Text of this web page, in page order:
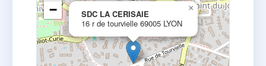
SDC LA CERISAIE
16 r de tourvielle 69005 LYON
×
−